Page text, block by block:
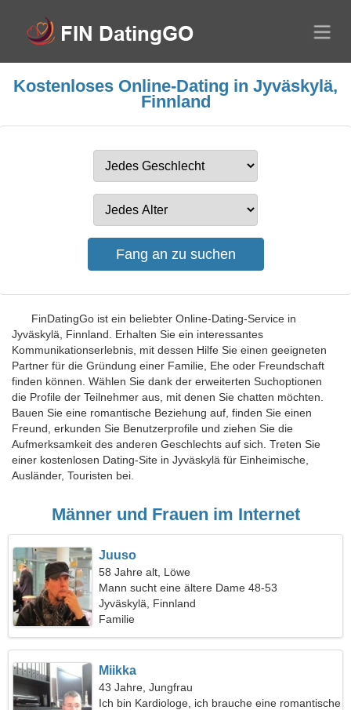
Kostenloses Online-Dating in Jyväskylä,
Finnland
FinDatingGo ist ein beliebter Online-Dating-Service in
Jyväskylä, Finnland. Erhalten Sie ein interessantes
Kommunikationserlebnis, mit dessen Hilfe Sie einen geeigneten
Partner für die Gründung einer Familie, Ehe oder Freundschaft
finden können. Wählen Sie dank der erweiterten Suchoptionen
die Profile der Teilnehmer aus, mit denen Sie chatten möchten.
Bauen Sie eine romantische Beziehung auf, finden Sie einen
Freund, erkunden Sie Benutzerprofile und ziehen Sie die
Aufmerksamkeit des anderen Geschlechts auf sich. Treten Sie
einer kostenlosen Dating-Site in Jyväskylä für Einheimische,
Ausländer, Touristen bei.
Männer und Frauen im Internet
Juuso
58 Jahre alt, Löwe
Mann sucht eine ältere Dame 48-53
Jyväskylä, Finnland
Familie
Miikka
43 Jahre, Jungfrau
Ich bin Kardiologe, ich brauche eine romantische